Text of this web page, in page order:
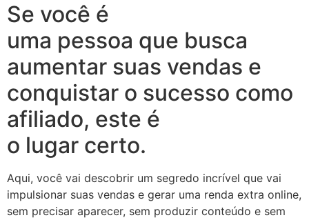
Se você é
uma pessoa que busca
aumentar suas vendas e
conquistar o sucesso como
afiliado, este é
o lugar certo.
Aqui, você vai descobrir um segredo incrível que vai
impulsionar suas vendas e gerar uma renda extra online,
sem precisar aparecer, sem produzir conteúdo e sem